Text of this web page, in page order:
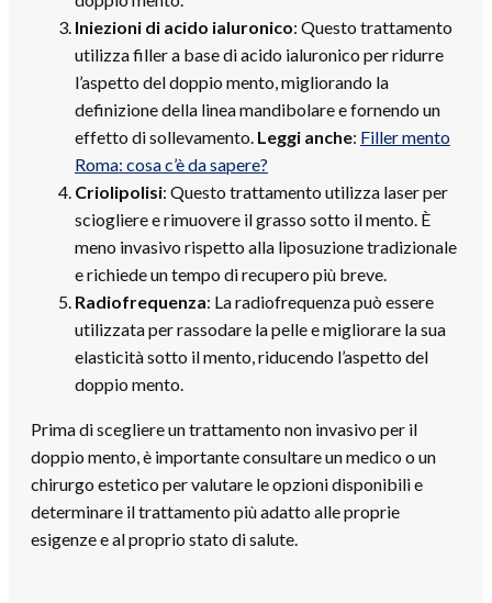
Iniezioni di acido ialuronico: Questo trattamento
utilizza filler a base di acido ialuronico per ridurre
l’aspetto del doppio mento, migliorando la
definizione della linea mandibolare e fornendo un
effetto di sollevamento. Leggi anche: Filler mento
Roma: cosa c’è da sapere?
Criolipolisi: Questo trattamento utilizza laser per
sciogliere e rimuovere il grasso sotto il mento. È
meno invasivo rispetto alla liposuzione tradizionale
e richiede un tempo di recupero più breve.
Radiofrequenza: La radiofrequenza può essere
utilizzata per rassodare la pelle e migliorare la sua
elasticità sotto il mento, riducendo l’aspetto del
doppio mento.
Prima di scegliere un trattamento non invasivo per il
doppio mento, è importante consultare un medico o un
chirurgo estetico per valutare le opzioni disponibili e
determinare il trattamento più adatto alle proprie
esigenze e al proprio stato di salute.